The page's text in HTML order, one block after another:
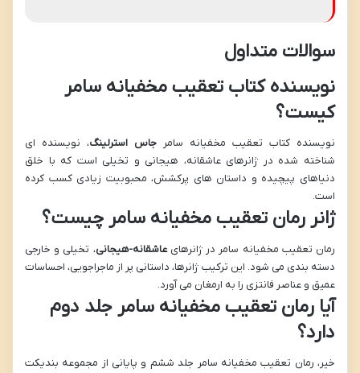
سوالات متداول
نویسنده کتاب تعقیب مخفیانه سامر
کیست؟
نویسنده کتاب تعقیب مخفیانه سامر جاس استرلینگ، نویسنده ای
شناخته شده در ژانرهای عاشقانه، هیجانی و تخیلی است که با خلق
دنیاهای پیچیده و داستان های پرکشش، محبوبیت زیادی کسب کرده
است.
ژانر رمان تعقیب مخفیانه سامر چیست؟
رمان تعقیب مخفیانه سامر در ژانرهایعاشقانه-هیجانی، تخیلی و خارجی
دسته بندی می شود. این ترکیب ژانرها، داستانی پر از ماجراجویی، احساسات
عمیق و عناصر فانتزی را به ارمغان می آورد.
آیا رمان تعقیب مخفیانه سامر جلد دوم
دارد؟
خیر، رمان تعقیب مخفیانه سامر جلد ششم و پایانی از مجموعه بندیکت